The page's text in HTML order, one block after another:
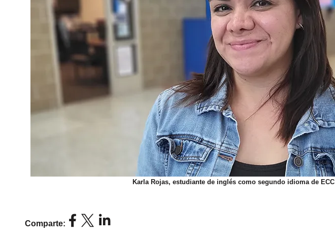
Karla Rojas, estudiante de inglés como segundo idioma de ECC
Comparte: